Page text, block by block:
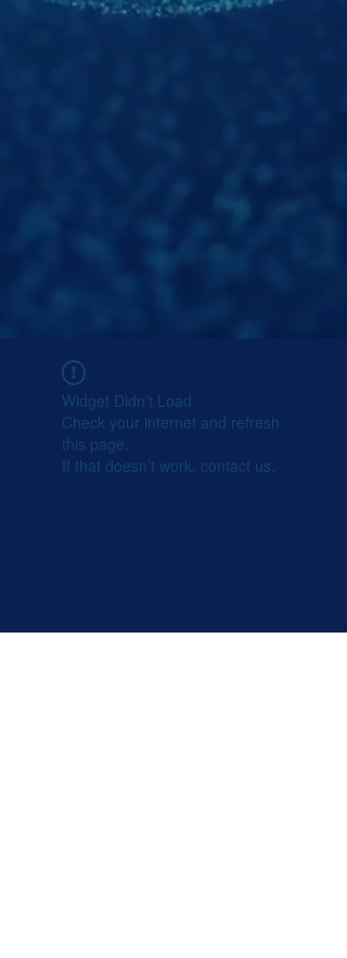
Widget Didn’t Load
Check your internet and refresh
this page.
If that doesn’t work, contact us.